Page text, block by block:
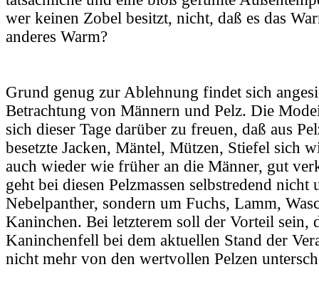
wer keinen Zobel besitzt, nicht, daß es das
anderes Warm?
Grund genug zur Ablehnung findet sich
Betrachtung von Männern und Pelz. Die
sich dieser Tage darüber zu freuen, daß aus
besetzte Jacken, Mäntel, Mützen, Stiefel sich
auch wieder wie früher an die Männer, gut
geht bei diesen Pelzmassen selbstredend
Nebelpanther, sondern um Fuchs, Lamm,
Kaninchen. Bei letzterem soll der Vorteil sein,
Kaninchenfell bei dem aktuellen Stand der
nicht mehr von den wertvollen Pelzen